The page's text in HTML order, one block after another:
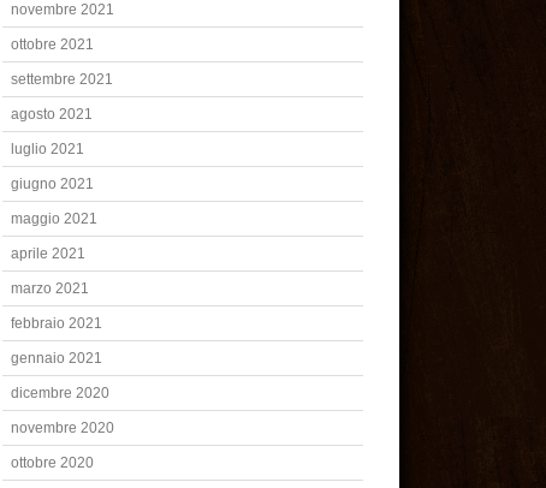
novembre 2021
ottobre 2021
settembre 2021
agosto 2021
luglio 2021
giugno 2021
maggio 2021
aprile 2021
marzo 2021
febbraio 2021
gennaio 2021
dicembre 2020
novembre 2020
ottobre 2020